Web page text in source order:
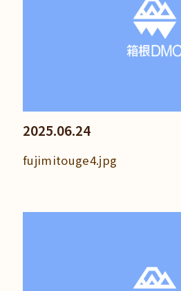
2025.06.24
fujimitouge4.jpg